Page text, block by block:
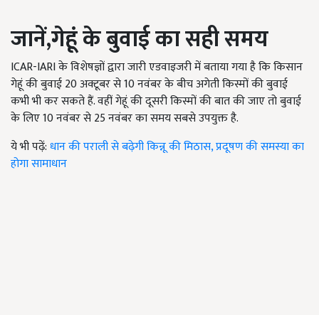
जानें,गेहूं के बुवाई का सही समय
ICAR-IARI के विशेषज्ञों द्वारा जारी एडवाइजरी में बताया गया है कि किसान
गेहूं की बुवाई 20 अक्टूबर से 10 नवंबर के बीच अगेती किस्मों की बुवाई
कभी भी कर सकते हैं. वहीं गेहूं की दूसरी किस्मों की बात की जाए तो बुवाई
के लिए 10 नवंबर से 25 नवंबर का समय सबसे उपयुक्त है.
ये भी पढ़ें:धान की पराली से बढ़ेगी किन्नू की मिठास, प्रदूषण की समस्या का
होगा सामाधान